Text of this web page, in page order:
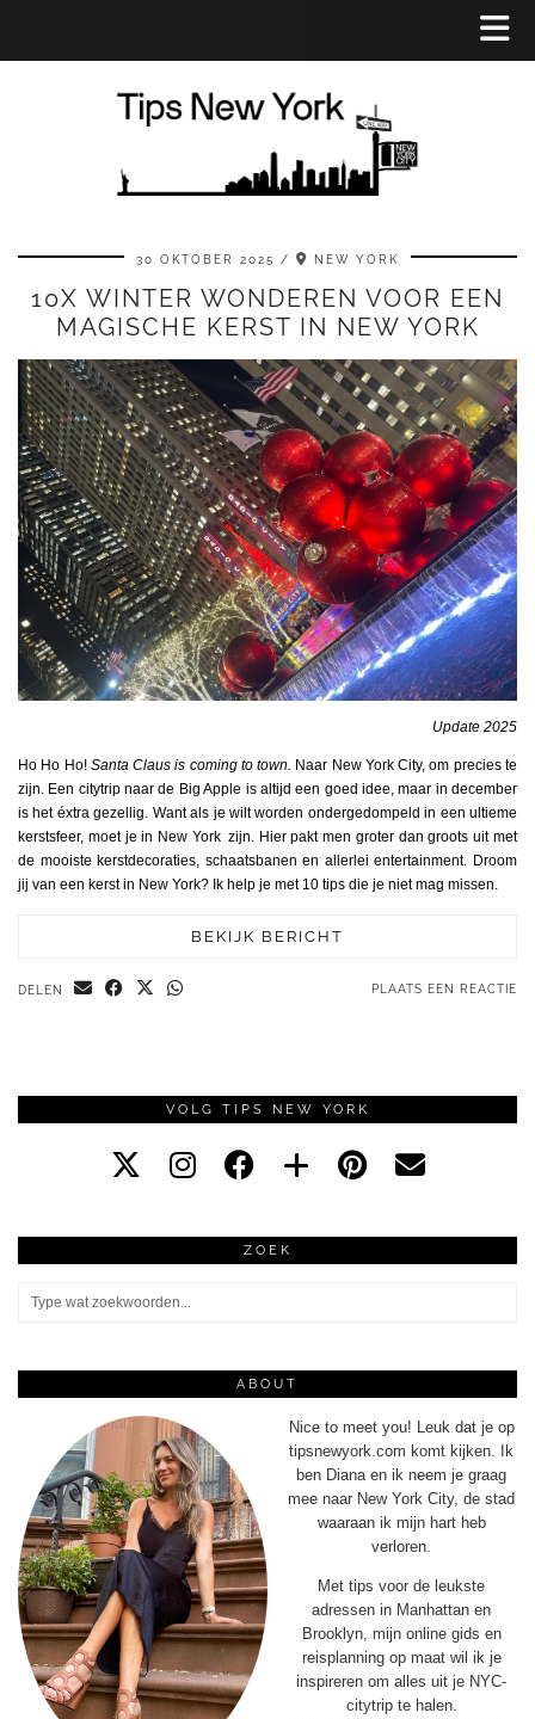
30 OKTOBER 2025 NEW YORK
10X WINTER WONDEREN VOOR EEN
MAGISCHE KERST IN NEW YORK
Update 2025
Ho Ho Ho! Santa Claus is coming to town. Naar New York City, om precies te
zijn. Een citytrip naar de Big Apple is altijd een goed idee, maar in december
is het éxtra gezellig. Want als je wilt worden ondergedompeld in een ultieme
kerstsfeer, moet je in New York zijn. Hier pakt men groter dan groots uit met
de mooiste kerstdecoraties, schaatsbanen en allerlei entertainment. Droom
jij van een kerst in New York? Ik help je met 10 tips die je niet mag missen.
BEKIJK BERICHT
DELEN PLAATS EEN REACTIE
VOLG TIPS NEW YORK
ZOEK
ABOUT
Nice to meet you! Leuk dat je op
tipsnewyork.com komt kijken. Ik
ben Diana en ik neem je graag
mee naar New York City, de stad
waaraan ik mijn hart heb
verloren.
Met tips voor de leukste
adressen in Manhattan en
Brooklyn, mijn online gids en
reisplanning op maat wil ik je
inspireren om alles uit je NYC-
citytrip te halen.